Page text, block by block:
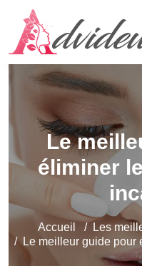
Le
éliminer
Accueil
Les
Le meilleur guide pour